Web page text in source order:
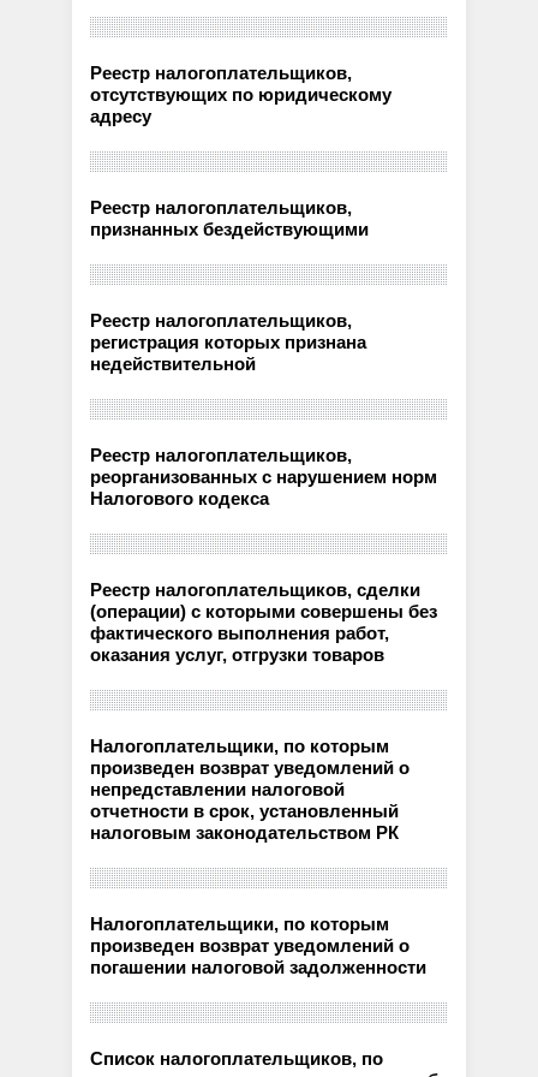
Реестр налогоплательщиков,
отсутствующих по юридическому
адресу
Реестр налогоплательщиков,
признанных бездействующими
Реестр налогоплательщиков,
регистрация которых признана
недействительной
Реестр налогоплательщиков,
реорганизованных с нарушением норм
Налогового кодекса
Реестр налогоплательщиков, сделки
(операции) с которыми совершены без
фактического выполнения работ,
оказания услуг, отгрузки товаров
Налогоплательщики, по которым
произведен возврат уведомлений о
непредставлении налоговой
отчетности в срок, установленный
налоговым законодательством РК
Налогоплательщики, по которым
произведен возврат уведомлений о
погашении налоговой задолженности
Список налогоплательщиков, по